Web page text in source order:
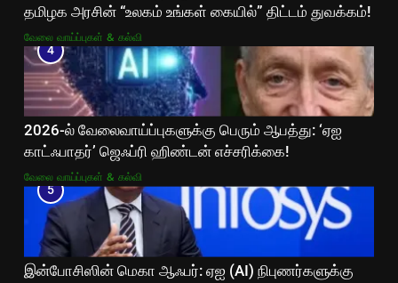
தமிழக அரசின் “உலகம் உங்கள் கையில்” திட்டம் துவக்கம்!
வேலை வாய்ப்புகள் & கல்வி
4
2026-ல் வேலைவாய்ப்புகளுக்கு பெரும் ஆபத்து: ‘ஏஐ
காட்ஃபாதர்’ ஜெஃப்ரி ஹிண்டன் எச்சரிக்கை!
வேலை வாய்ப்புகள் & கல்வி
5
இன்போசிஸின் மெகா ஆஃபர்: ஏஐ (AI) நிபுணர்களுக்கு